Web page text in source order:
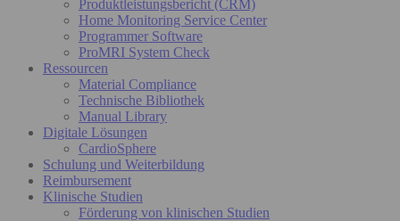
Produktleistungsbericht (CRM)
Home Monitoring Service Center
Programmer Software
ProMRI System Check
Ressourcen
Material Compliance
Technische Bibliothek
Manual Library
Digitale Lösungen
CardioSphere
Schulung und Weiterbildung
Reimbursement
Klinische Studien
Förderung von klinischen Studien